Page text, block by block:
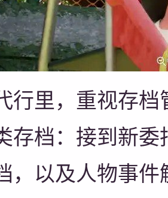
行里，重视存
存档：接到新
，以及人物事